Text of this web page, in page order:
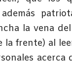
la vena
la frente) al
acerca